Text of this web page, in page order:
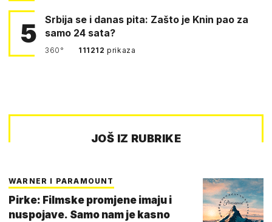
5
Srbija se i danas pita: Zašto je Knin pao za
samo 24 sata?
360° 111212prikaza
JOŠ IZ RUBRIKE
WARNER I PARAMOUNT
Pirke: Filmske promjene imaju i
nuspojave. Samo nam je kasno